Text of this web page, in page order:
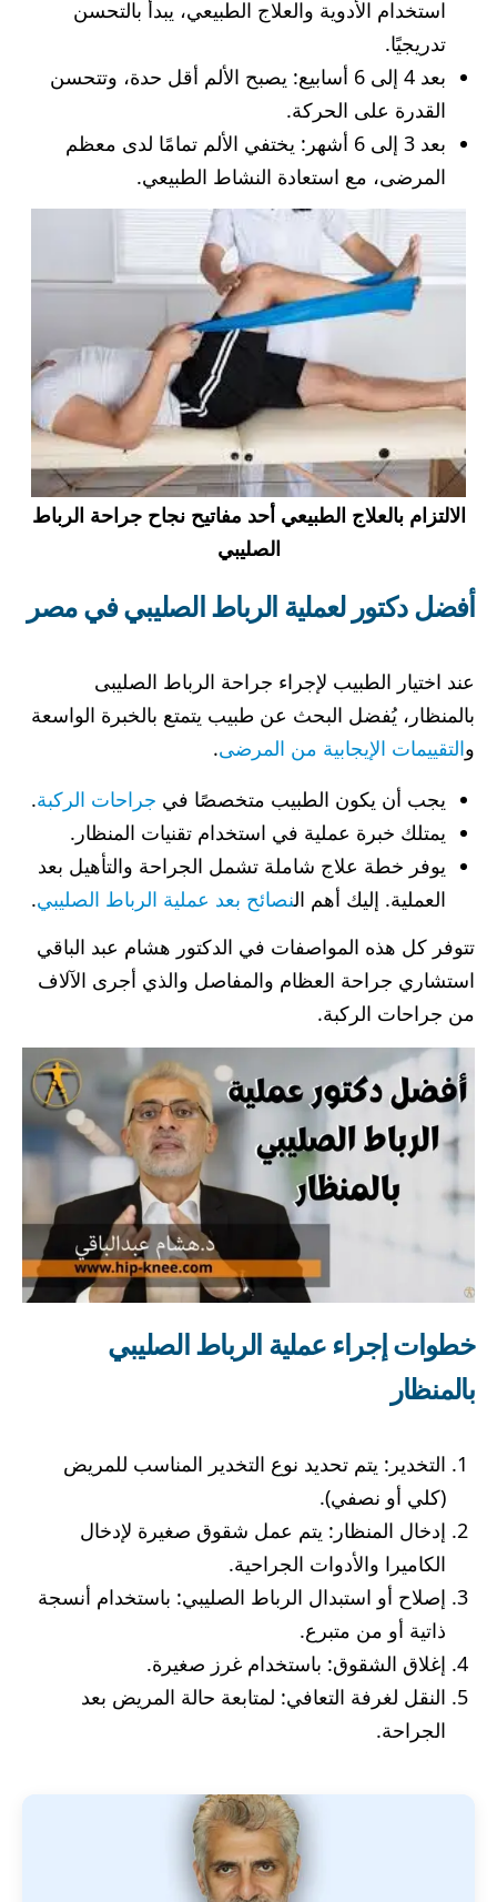
استخدام الأدوية والعلاج الطبيعي، يبدأ بالتحسن
تدريجيًا.
بعد 4 إلى 6 أسابيع: يصبح الألم أقل حدة، وتتحسن
القدرة على الحركة.
بعد 3 إلى 6 أشهر: يختفي الألم تمامًا لدى معظم
المرضى، مع استعادة النشاط الطبيعي.
الالتزام بالعلاج الطبيعي أحد مفاتيح نجاح جراحة الرباط
الصليبي
أفضل دكتور لعملية الرباط الصليبي في مصر
عند اختيار الطبيب لإجراء جراحة الرباط الصليبى
بالمنظار، يُفضل البحث عن طبيب يتمتع بالخبرة الواسعة
والتقييمات الإيجابية من المرضى.
يجب أن يكون الطبيب متخصصًا في جراحات الركبة.
يمتلك خبرة عملية في استخدام تقنيات المنظار.
يوفر خطة علاج شاملة تشمل الجراحة والتأهيل بعد
العملية. إليك أهم النصائح بعد عملية الرباط الصليبي.
تتوفر كل هذه المواصفات في الدكتور هشام عبد الباقي
استشاري جراحة العظام والمفاصل والذي أجرى الآلاف
من جراحات الركبة.
خطوات إجراء عملية الرباط الصليبي
بالمنظار
التخدير: يتم تحديد نوع التخدير المناسب للمريض
(كلي أو نصفي).
إدخال المنظار: يتم عمل شقوق صغيرة لإدخال
الكاميرا والأدوات الجراحية.
إصلاح أو استبدال الرباط الصليبي: باستخدام أنسجة
ذاتية أو من متبرع.
إغلاق الشقوق: باستخدام غرز صغيرة.
النقل لغرفة التعافي: لمتابعة حالة المريض بعد
الجراحة.